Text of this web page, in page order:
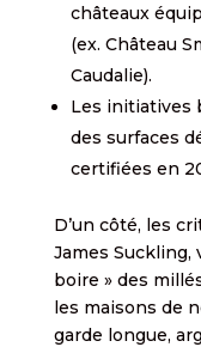
châteaux
(ex. Château
Caudalie).
Les initiatives
des surfaces
certifiées en
D’un côté, les
James Suckling,
boire » des
les maisons de
garde longue,